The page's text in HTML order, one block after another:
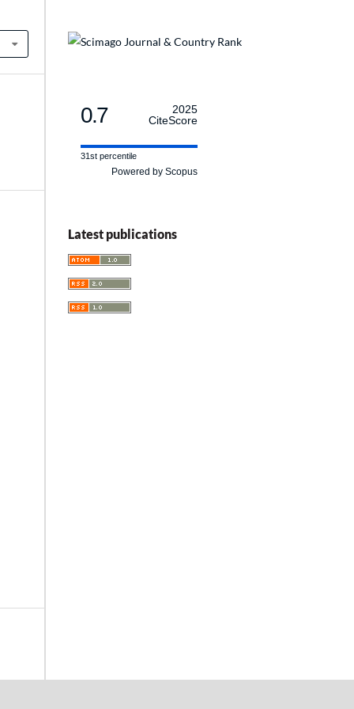
0.7
2025
CiteScore
31st percentile
Powered by Scopus
Latest publications